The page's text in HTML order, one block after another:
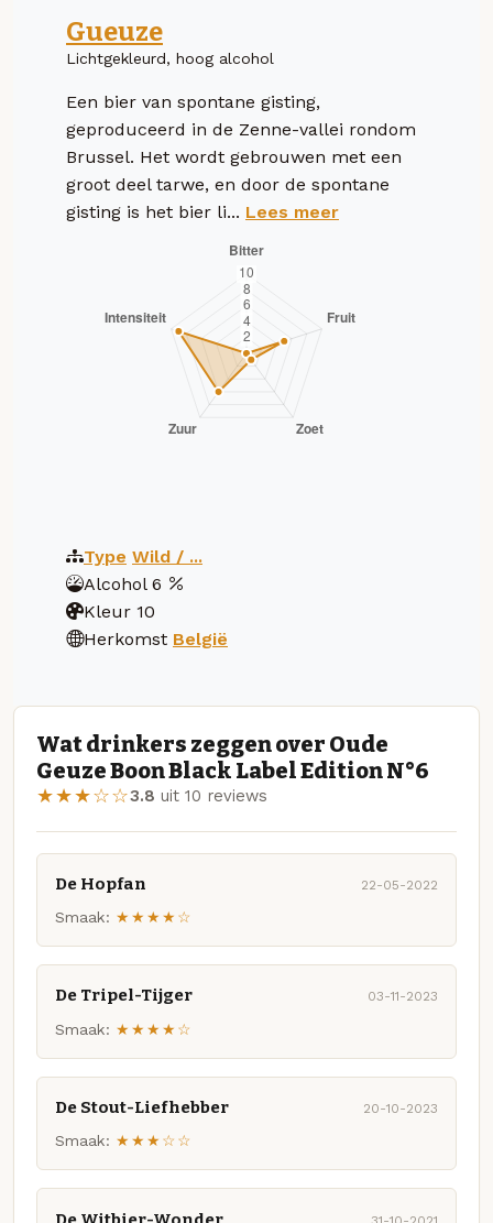
Gueuze
Lichtgekleurd, hoog alcohol
Een bier van spontane gisting,
geproduceerd in de Zenne-vallei rondom
Brussel. Het wordt gebrouwen met een
groot deel tarwe, en door de spontane
gisting is het bier li... Lees meer
Type Wild / ...
Alcohol 6
Kleur 10
Herkomst België
Wat drinkers zeggen over Oude
Geuze Boon Black Label Edition N°6
★★★☆☆3.8 uit 10 reviews
De Hopfan 22-05-2022
Smaak: ★★★★☆
De Tripel-Tijger 03-11-2023
Smaak: ★★★★☆
De Stout-Liefhebber 20-10-2023
Smaak: ★★★☆☆